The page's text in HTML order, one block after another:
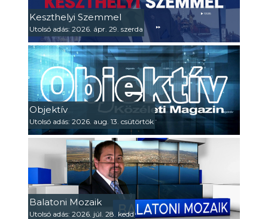
Keszthelyi Szemmel
Utolsó adás: 2026. ápr. 29. szerda
Objektív
Utolsó adás: 2026. aug. 13. csütörtök
Balatoni Mozaik
Utolsó adás: 2026. júl. 28. kedd